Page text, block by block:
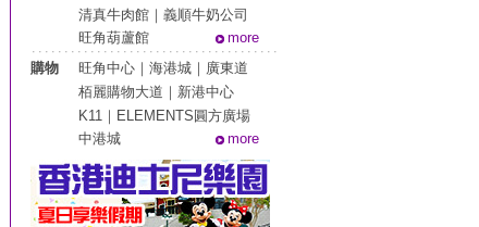
清真牛肉館 ｜ 義順牛奶公司
旺角葫蘆館
more
購物
旺角中心 ｜ 海港城 ｜ 廣東道
栢麗購物大道 ｜ 新港中心
K11 ｜ ELEMENTS圓方廣場
中港城
more